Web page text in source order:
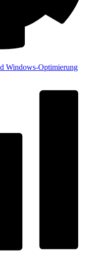
Windows-Optimierung